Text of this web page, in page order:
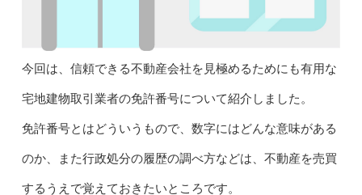
今回は、信頼できる不動産会社を見極めるためにも有用な
宅地建物取引業者の免許番号について紹介しました。
免許番号とはどういうもので、数字にはどんな意味がある
のか、また行政処分の履歴の調べ方などは、不動産を売買
するうえで覚えておきたいところです。